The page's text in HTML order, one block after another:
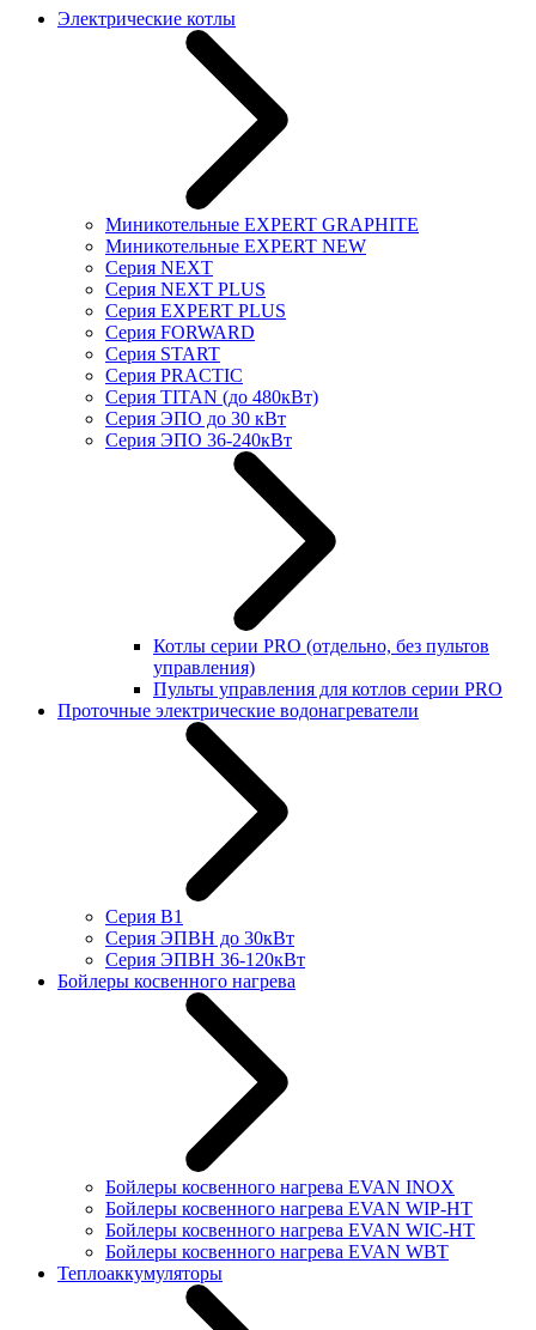
Электрические котлы
Миникотельные EXPERT GRAPHITE
Миникотельные EXPERT NEW
Серия NEXT
Серия NEXT PLUS
Серия EXPERT PLUS
Серия FORWARD
Серия START
Серия PRACTIC
Серия TITAN (до 480кВт)
Серия ЭПО до 30 кВт
Серия ЭПО 36-240кВт
Котлы серии PRO (отдельно, без пультов
управления)
Пульты управления для котлов серии PRO
Проточные электрические водонагреватели
Серия В1
Серия ЭПВН до 30кВт
Серия ЭПВН 36-120кВт
Бойлеры косвенного нагрева
Бойлеры косвенного нагрева EVAN INOX
Бойлеры косвенного нагрева EVAN WIP-HT
Бойлеры косвенного нагрева EVAN WIC-HT
Бойлеры косвенного нагрева EVAN WBT
Теплоаккумуляторы